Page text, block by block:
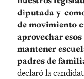
diputada y
de movimiento
aprovechar
mantener
padres de
declaró la